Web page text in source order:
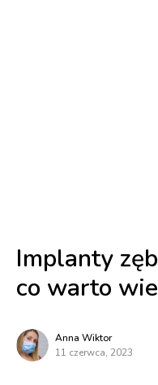
Implanty
co warto
Anna Wiktor
11 czerwca, 2023